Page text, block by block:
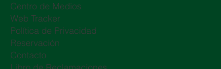
Centro de Medios
Web Tracker
Política de Privacidad
Reservación
Contacto